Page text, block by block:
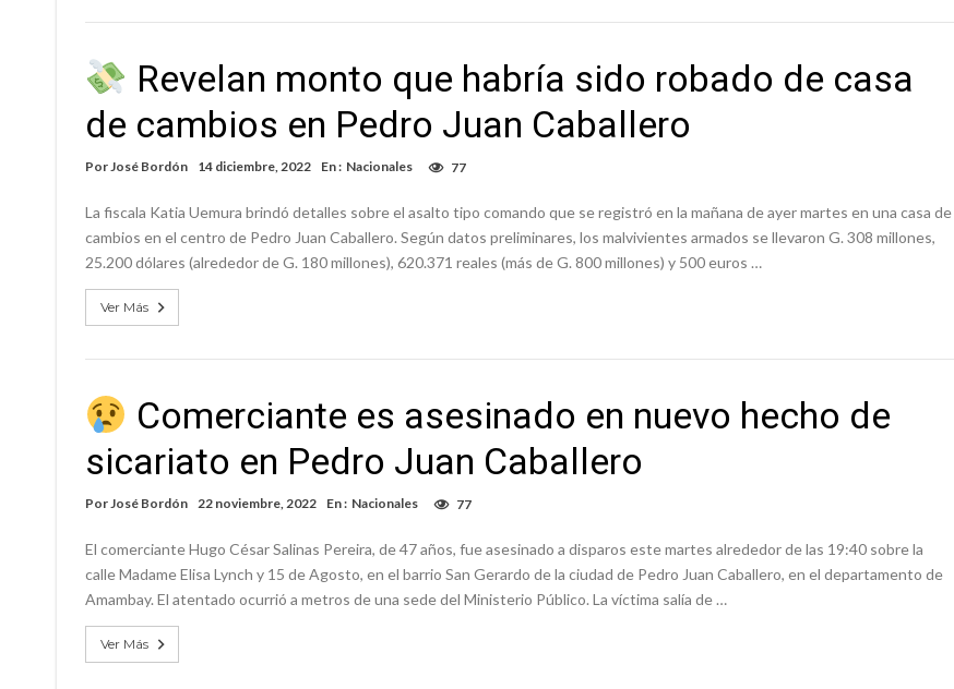
Revelan monto que habría sido robado de casa
de cambios en Pedro Juan Caballero
PorJosé Bordón 14 diciembre, 2022 En : Nacionales 77
La fiscala Katia Uemura brindó detalles sobre el asalto tipo comando que se registró en la mañana de ayer martes en una casa de
cambios en el centro de Pedro Juan Caballero. Según datos preliminares, los malvivientes armados se llevaron G. 308 millones,
25.200 dólares (alrededor de G. 180 millones), 620.371 reales (más de G. 800 millones) y 500 euros …
Ver Más
Comerciante es asesinado en nuevo hecho de
sicariato en Pedro Juan Caballero
PorJosé Bordón 22 noviembre, 2022 En : Nacionales 77
El comerciante Hugo César Salinas Pereira, de 47 años, fue asesinado a disparos este martes alrededor de las 19:40 sobre la
calle Madame Elisa Lynch y 15 de Agosto, en el barrio San Gerardo de la ciudad de Pedro Juan Caballero, en el departamento de
Amambay. El atentado ocurrió a metros de una sede del Ministerio Público. La víctima salía de …
Ver Más